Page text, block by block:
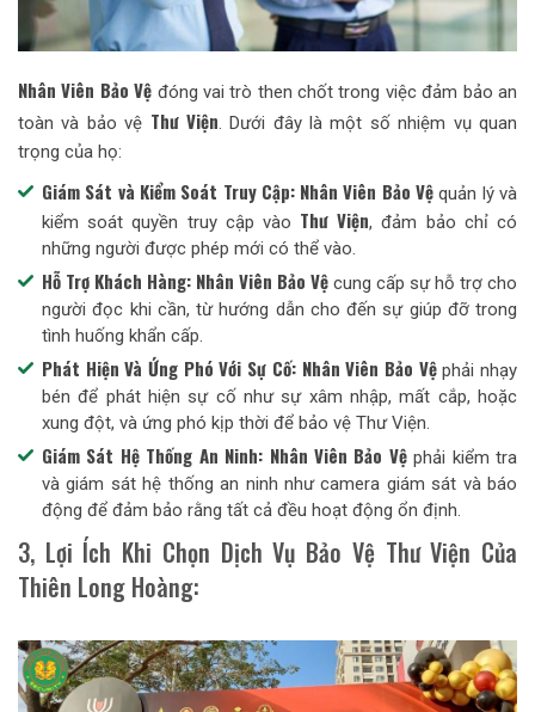
Nhân Viên Bảo Vệ đóng vai trò then chốt trong việc đảm bảo an
toàn và bảo vệ Thư Viện. Dưới đây là một số nhiệm vụ quan
trọng của họ:
Giám Sát và Kiểm Soát Truy Cập: Nhân Viên Bảo Vệ quản lý và
kiểm soát quyền truy cập vào Thư Viện, đảm bảo chỉ có
những người được phép mới có thể vào.
Hỗ Trợ Khách Hàng: Nhân Viên Bảo Vệ cung cấp sự hỗ trợ cho
người đọc khi cần, từ hướng dẫn cho đến sự giúp đỡ trong
tình huống khẩn cấp.
Phát Hiện Và Ứng Phó Với Sự Cố: Nhân Viên Bảo Vệphải nhạy
bén để phát hiện sự cố như sự xâm nhập, mất cắp, hoặc
xung đột, và ứng phó kịp thời để bảo vệ Thư Viện.
Giám Sát Hệ Thống An Ninh: Nhân Viên Bảo Vệphải kiểm tra
và giám sát hệ thống an ninh như camera giám sát và báo
động để đảm bảo rằng tất cả đều hoạt động ổn định.
3, Lợi Ích Khi Chọn Dịch Vụ Bảo Vệ Thư Viện Của
Thiên Long Hoàng: